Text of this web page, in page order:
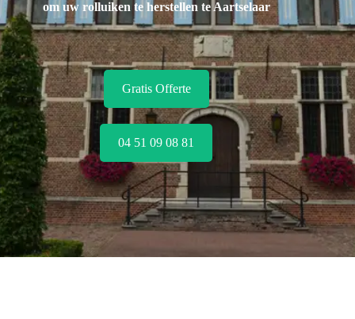
om uw rolluiken te herstellen te Aartselaar
Gratis Offerte
04 51 09 08 81